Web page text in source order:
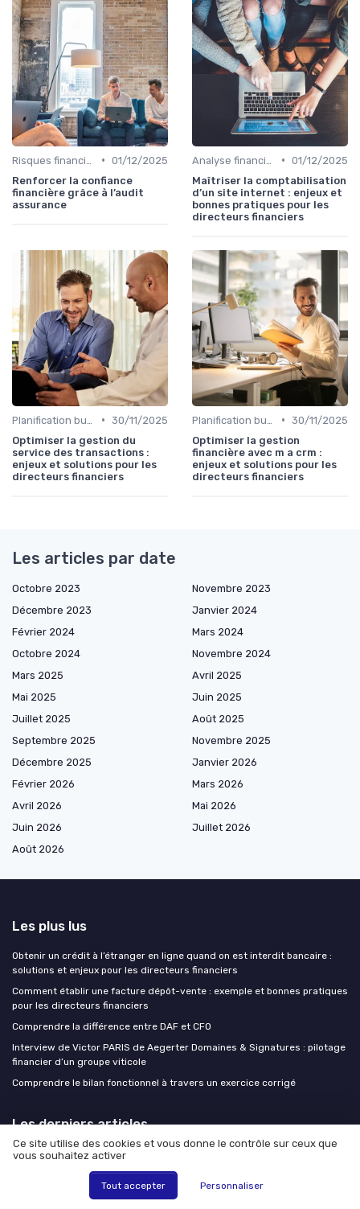
• 01/12/2025
Renforcer la confiance
financière grâce à l’audit
assurance
• 01/12/2025
Maîtriser la comptabilisation
d’un site internet : enjeux et
bonnes pratiques pour les
directeurs financiers
• 30/11/2025
Optimiser la gestion du
service des transactions :
enjeux et solutions pour les
directeurs financiers
• 30/11/2025
Optimiser la gestion
financière avec m a crm :
enjeux et solutions pour les
directeurs financiers
Les articles par date
Octobre 2023
Novembre 2023
Décembre 2023
Janvier 2024
Février 2024
Mars 2024
Octobre 2024
Novembre 2024
Mars 2025
Avril 2025
Mai 2025
Juin 2025
Juillet 2025
Août 2025
Septembre 2025
Novembre 2025
Décembre 2025
Janvier 2026
Février 2026
Mars 2026
Avril 2026
Mai 2026
Juin 2026
Juillet 2026
Août 2026
Les plus lus
Obtenir un crédit à l’étranger en ligne quand on est interdit bancaire :
solutions et enjeux pour les directeurs financiers
Comment établir une facture dépôt-vente : exemple et bonnes pratiques
pour les directeurs financiers
Comprendre la différence entre DAF et CFO
Interview de Victor PARIS de Aegerter Domaines & Signatures : pilotage
financier d’un groupe viticole
Comprendre le bilan fonctionnel à travers un exercice corrigé
Les derniers articles
Risque de change : protéger sa marge quand les devises amplifient les
Comment simplifie ta compta fr devient un levier stratégique pour la
direction financière
Ce site utilise des cookies et vous donne le contrôle sur ceux que
vous souhaitez activer
Tout accepter Personnaliser